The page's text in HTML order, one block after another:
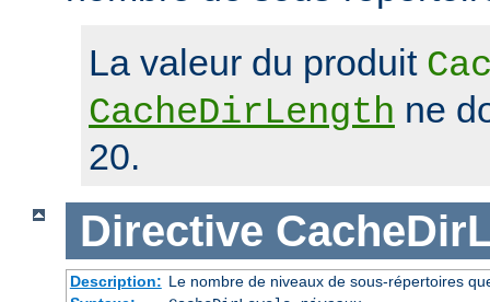
La valeur du produit
CacheDirLength ne
20.
Directive
Description: Le nombre de niveaux de sous-répertoires